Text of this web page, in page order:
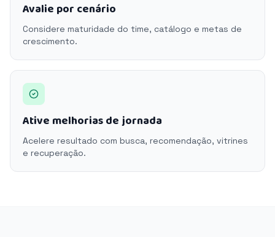
Avalie por cenário
Considere maturidade do time, catálogo e metas de
crescimento.
Ative melhorias de jornada
Acelere resultado com busca, recomendação, vitrines
e recuperação.